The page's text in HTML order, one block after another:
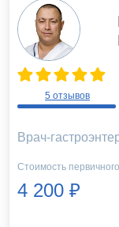
5 отзывов
Врач-
Стоимость
4 200 ₽